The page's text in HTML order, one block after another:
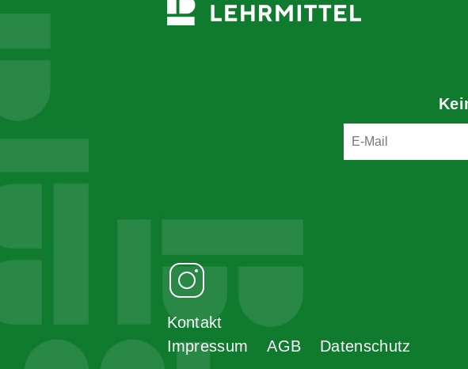
Kontakt
Impressum
AGB Datenschutz